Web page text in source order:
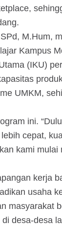
M.Hum,
Kampus
(IKU)
UMKM,
ini.
cepat,
kami mulai
kerja
usaha
masyarakat
desa-desa